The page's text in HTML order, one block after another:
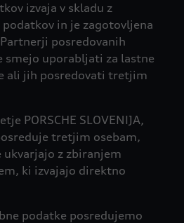
izvaja v skladu z
in je zagotovljena
posredovanih
smejo uporabljati za lastne
ali jih posredovati tretjim
PORSCHE SLOVENIJA,
tretjim osebam,
z zbiranjem
ki izvajajo direktno
podatke posredujemo